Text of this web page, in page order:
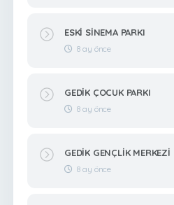
ESKİ SİNEMA PARKI
8 ay önce
GEDİK ÇOCUK PARKI
8 ay önce
GEDİK GENÇLİK MERKEZİ
8 ay önce